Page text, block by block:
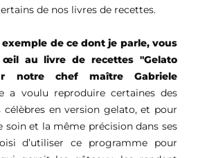
de nos livres de recettes.
de ce dont je parle, vous
au livre de recettes "Gelato
notre chef maître Gabriele
a voulu reproduire certaines des
célèbres en version gelato, et pour
soin et la même précision dans ses
d’utiliser ce programme pour